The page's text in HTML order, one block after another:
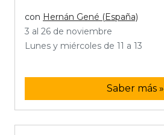
con Hernán Gené (España)
3 al 26 de noviembre
Lunes y miércoles de 11 a 13
Saber más »